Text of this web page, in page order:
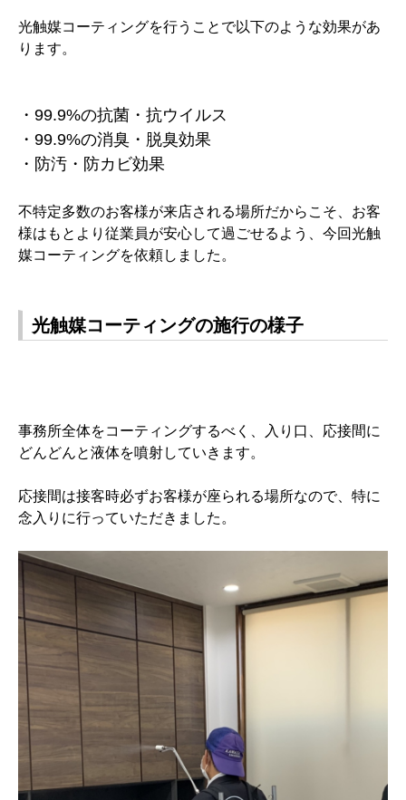
光触媒コーティングを行うことで以下のような効果があ
ります。
・99.9%の抗菌・抗ウイルス
・99.9%の消臭・脱臭効果
・防汚・防カビ効果
不特定多数のお客様が来店される場所だからこそ、お客
様はもとより従業員が安心して過ごせるよう、今回光触
媒コーティングを依頼しました。
光触媒コーティングの施行の様子
事務所全体をコーティングするべく、入り口、応接間に
どんどんと液体を噴射していきます。
応接間は接客時必ずお客様が座られる場所なので、特に
念入りに行っていただきました。